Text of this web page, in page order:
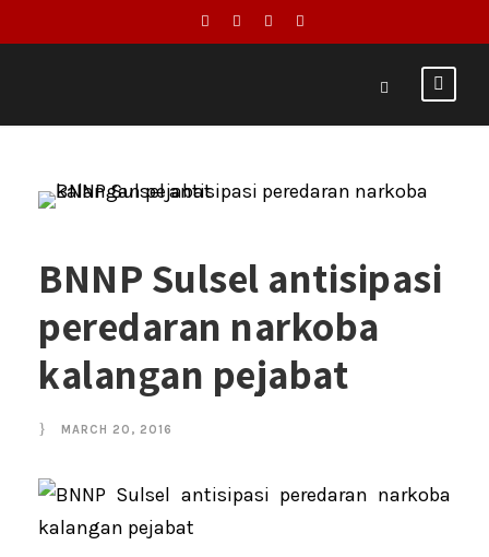
BNNP Sulsel antisipasi
peredaran narkoba
kalangan pejabat
MARCH 20, 2016